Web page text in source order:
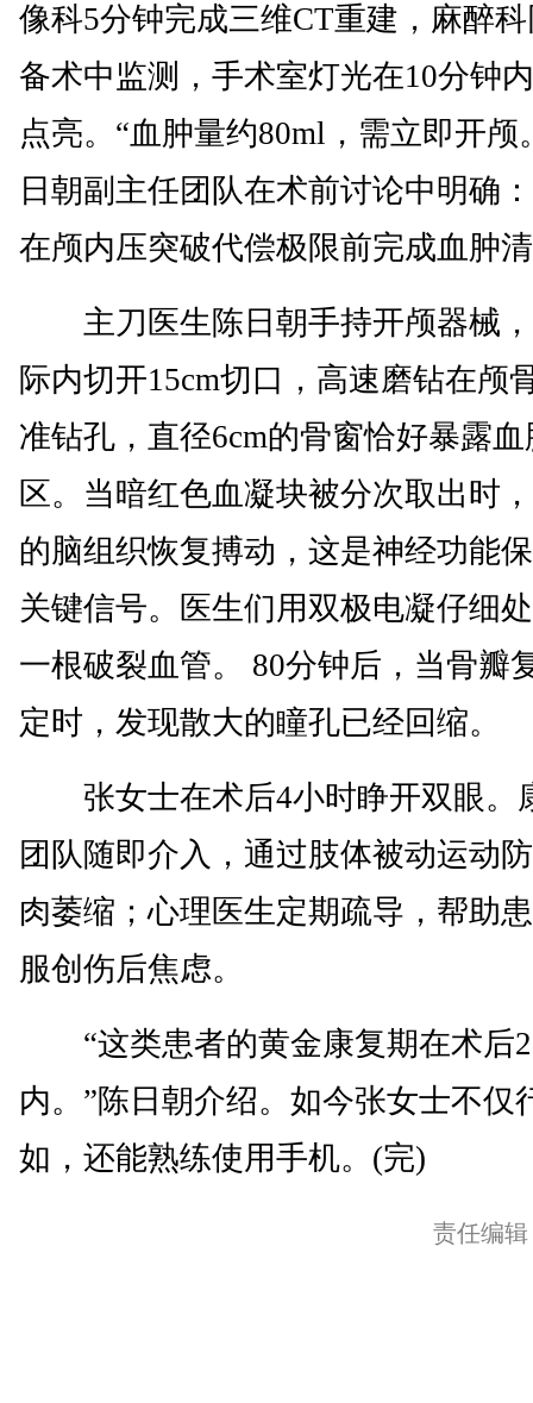
像科5分钟完成三维CT重建，麻醉
备术中监测，手术室灯光在10分钟
点亮。“血肿量约80ml，需立即开颅
日朝副主任团队在术前讨论中明确
在颅内压突破代偿极限前完成血肿
主刀医生陈日朝手持开颅器械
际内切开15cm切口，高速磨钻在颅
准钻孔，直径6cm的骨窗恰好暴露
区。当暗红色血凝块被分次取出时
的脑组织恢复搏动，这是神经功能
关键信号。医生们用双极电凝仔细
一根破裂血管。 80分钟后，当骨瓣
定时，发现散大的瞳孔已经回缩。
张女士在术后4小时睁开双眼。
团队随即介入，通过肢体被动运动
肉萎缩；心理医生定期疏导，帮助
服创伤后焦虑。
“这类患者的黄金康复期在术后
内。”陈日朝介绍。如今张女士不仅
如，还能熟练使用手机。(完)
责任编